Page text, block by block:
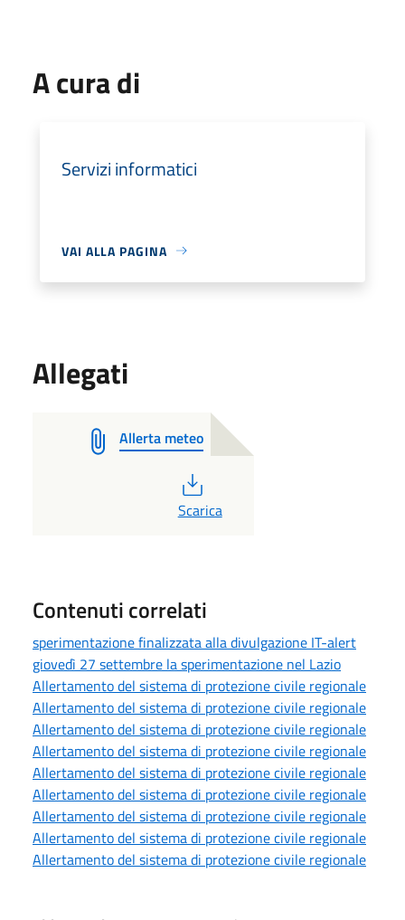
A cura di
Servizi informatici
VAI ALLA PAGINA
Allegati
Allerta meteo
PDF
Scarica
Contenuti correlati
sperimentazione finalizzata alla divulgazione IT-alert
giovedì 27 settembre la sperimentazione nel Lazio
Allertamento del sistema di protezione civile regionale
Allertamento del sistema di protezione civile regionale
Allertamento del sistema di protezione civile regionale
Allertamento del sistema di protezione civile regionale
Allertamento del sistema di protezione civile regionale
Allertamento del sistema di protezione civile regionale
Allertamento del sistema di protezione civile regionale
Allertamento del sistema di protezione civile regionale
Allertamento del sistema di protezione civile regionale